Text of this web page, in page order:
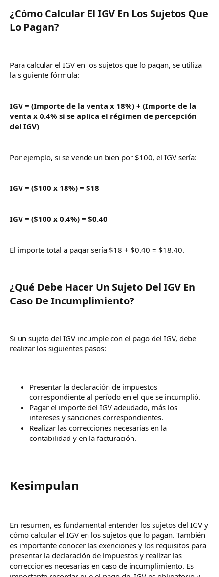
¿Cómo Calcular El IGV En Los Sujetos Que
Lo Pagan?​
Para calcular el IGV en los sujetos que lo pagan, se utiliza
la siguiente fórmula:
IGV = (Importe de la venta x 18%) + (Importe de la
venta x 0.4% si se aplica el régimen de percepción
del IGV)
Por ejemplo, si se vende un bien por $100, el IGV sería:
IGV = ($100 x 18%) = $18
IGV = ($100 x 0.4%) = $0.40
El importe total a pagar sería $18 + $0.40 = $18.40.
¿Qué Debe Hacer Un Sujeto Del IGV En
Caso De Incumplimiento?​
Si un sujeto del IGV incumple con el pago del IGV, debe
realizar los siguientes pasos:
Presentar la declaración de impuestos
correspondiente al período en el que se incumplió.
Pagar el importe del IGV adeudado, más los
intereses y sanciones correspondientes.
Realizar las correcciones necesarias en la
contabilidad y en la facturación.
Kesimpulan​
En resumen, es fundamental entender los sujetos del IGV y
cómo calcular el IGV en los sujetos que lo pagan. También
es importante conocer las exenciones y los requisitos para
presentar la declaración de impuestos y realizar las
correcciones necesarias en caso de incumplimiento. Es